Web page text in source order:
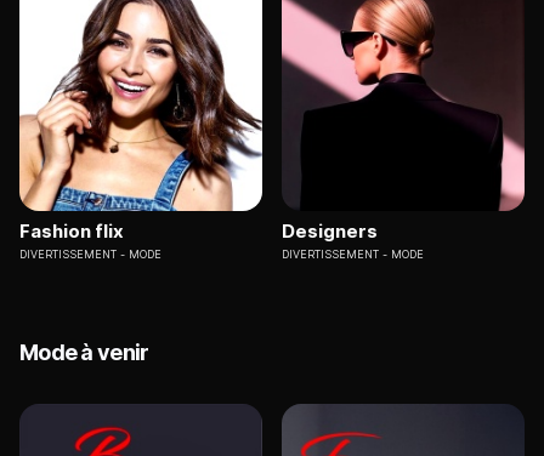
Fashion flix
DIVERTISSEMENT MODE
Designers
DIVERTISSEMENT MODE
Mode à venir